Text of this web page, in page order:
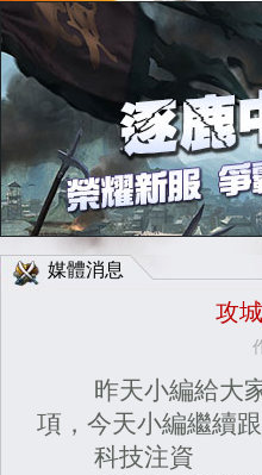
媒體消息
攻
昨天小編給大
項，今天小編繼續跟
科技注資